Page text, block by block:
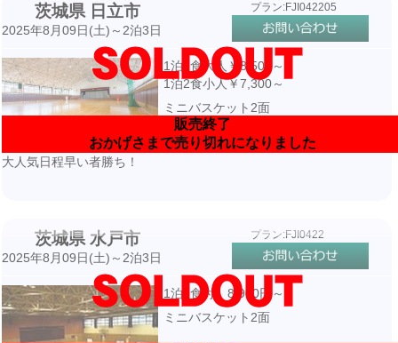
販売終了
おかげさまで売り切れになりました
茨城県 日立市
2025年8月09日(土)～2泊3日
プラン:FJI042205
1泊2食大人￥8,500～
1泊2食小人￥7,300～
ミニバスケット2面
大人気日程早い者勝ち！
茨城県 水戸市
2025年8月09日(土)～2泊3日
プラン:FJI0422
1泊3食付 8,900円～
ミニバスケット2面